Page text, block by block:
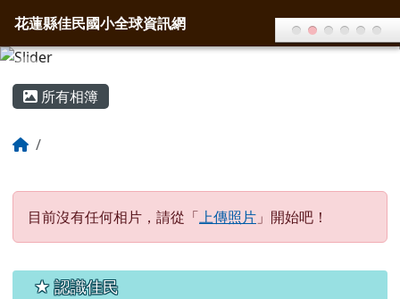
花蓮縣佳民國小全球資訊網
導覽列
花蓮縣佳民國小全球資訊網
主內容區域
所有相簿
回首頁
目前沒有任何相片，請從「上傳照片 」開始吧！
左邊區域內容
★ 認識佳民
頁尾區域